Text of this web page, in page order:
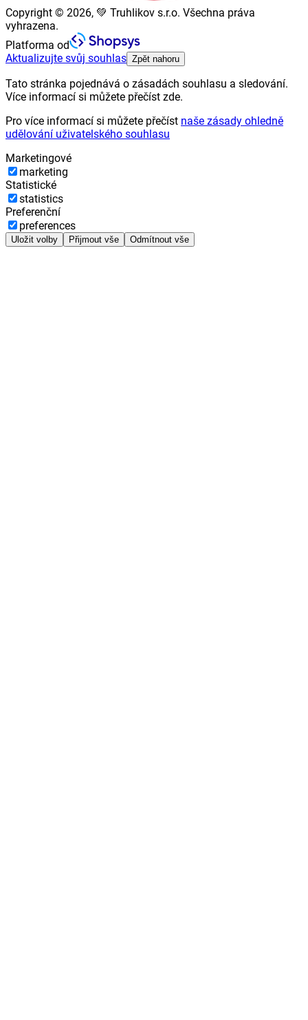
Copyright © 2026, 💚 Truhlikov s.r.o. Všechna práva
vyhrazena.
Platforma od
Aktualizujte svůj souhlas Zpět nahoru
Tato stránka pojednává o zásadách souhlasu a sledování.
Více informací si můžete přečíst zde.
Pro více informací si můžete přečíst naše zásady ohledně
udělování uživatelského souhlasu
Marketingové
marketing
Statistické
statistics
Preferenční
preferences
Uložit volby Přijmout vše Odmítnout vše